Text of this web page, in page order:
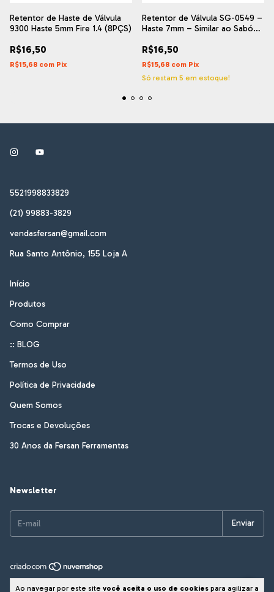
Ao navegar por este site você aceita o uso de cookies para agilizar a
Retentor de Haste de Válvula
9300 Haste 5mm Fire 1.4 (8PÇS)
R$16,50
R$15,68 com Pix
Retentor de Válvula SG-0549 –
Haste 7mm – Similar ao Sabó
(8PÇS)
R$16,50
R$15,68 com Pix
Só restam 5 em estoque!
5521998833829
(21) 99883-3829
vendasfersan@gmail.com
Rua Santo Antônio, 155 Loja A
Início
Produtos
Como Comprar
:: BLOG
Termos de Uso
Política de Privacidade
Quem Somos
Trocas e Devoluções
30 Anos da Fersan Ferramentas
Newsletter
Copyright Fersan Ferramentas - 01172837000180 - 2026. Todos os direitos
reservados.